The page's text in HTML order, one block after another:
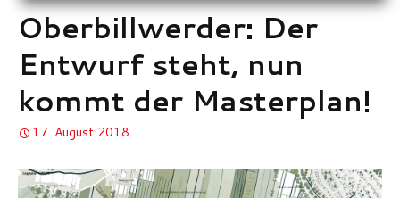
Oberbillwerder: Der
Entwurf steht, nun
kommt der Masterplan!
17. August 2018